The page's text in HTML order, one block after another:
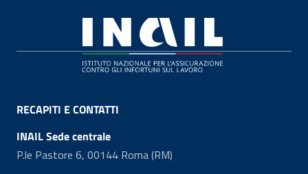
RECAPITI E CONTATTI
INAIL Sede centrale
P.le Pastore 6, 00144 Roma (RM)